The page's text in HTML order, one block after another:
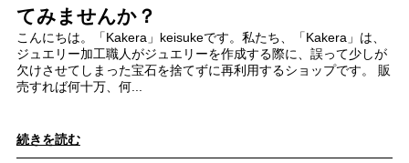
てみませんか？
こんにちは。「Kakera」keisukeです。私たち、「Kakera」は、
ジュエリー加工職人がジュエリーを作成する際に、誤って少しが
欠けさせてしまった宝石を捨てずに再利用するショップです。 販
売すれば何十万、何...
続きを読む